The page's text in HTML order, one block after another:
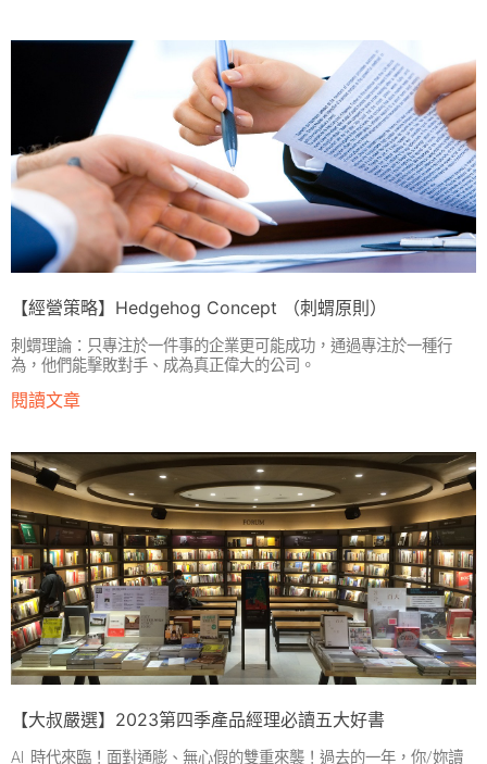
【經營策略】Hedgehog Concept （刺蝟原則）
刺蝟理論：只專注於一件事的企業更可能成功，通過專注於一種行
為，他們能擊敗對手、成為真正偉大的公司。
閱讀文章
【大叔嚴選】2023第四季產品經理必讀五大好書
AI 時代來臨！面對通膨、無心假的雙重來襲！過去的一年，你/妳讀